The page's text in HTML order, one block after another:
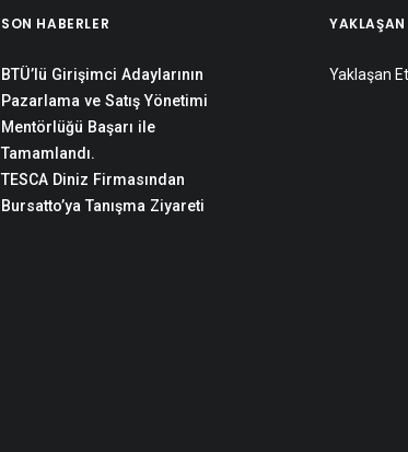
SON HABERLER
BTÜ’lü Girişimci Adaylarının
Pazarlama ve Satış Yönetimi
Mentörlüğü Başarı ile
Tamamlandı.
TESCA Diniz Firmasından
Bursatto’ya Tanışma Ziyareti
YAKLAŞAN
Yaklaşan